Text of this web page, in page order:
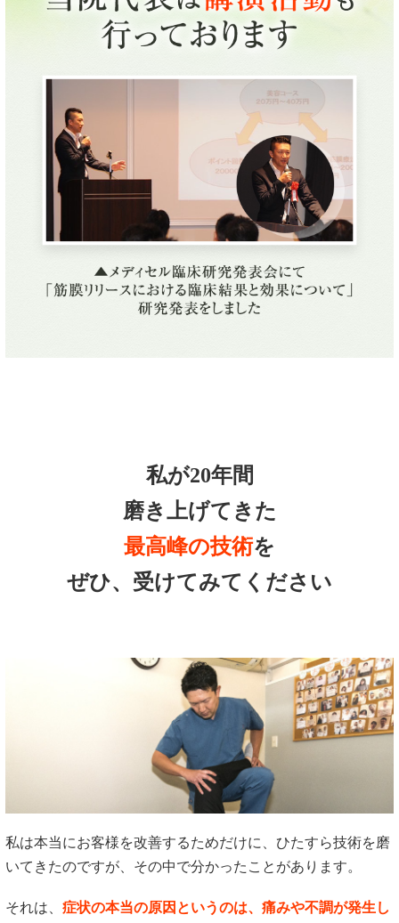
私が20年間
磨き上げてきた
最高峰の技術を
ぜひ、受けてみてください
私は本当にお客様を改善するためだけに、ひたすら技術を磨
いてきたのですが、その中で分かったことがあります。
それは、 症状の本当の原因というのは、痛みや不調が発生し